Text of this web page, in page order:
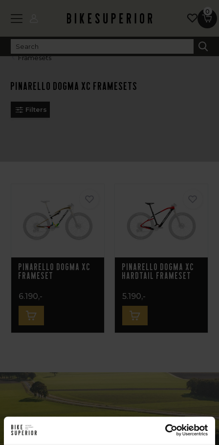
0
Framesets
Pinarello Dogma XC Framesets
Filters
Pinarello Dogma XC
Frameset
6.190,-
Pinarello Dogma XC
Hardtail Frameset
5.190,-
Exclusive bike shop